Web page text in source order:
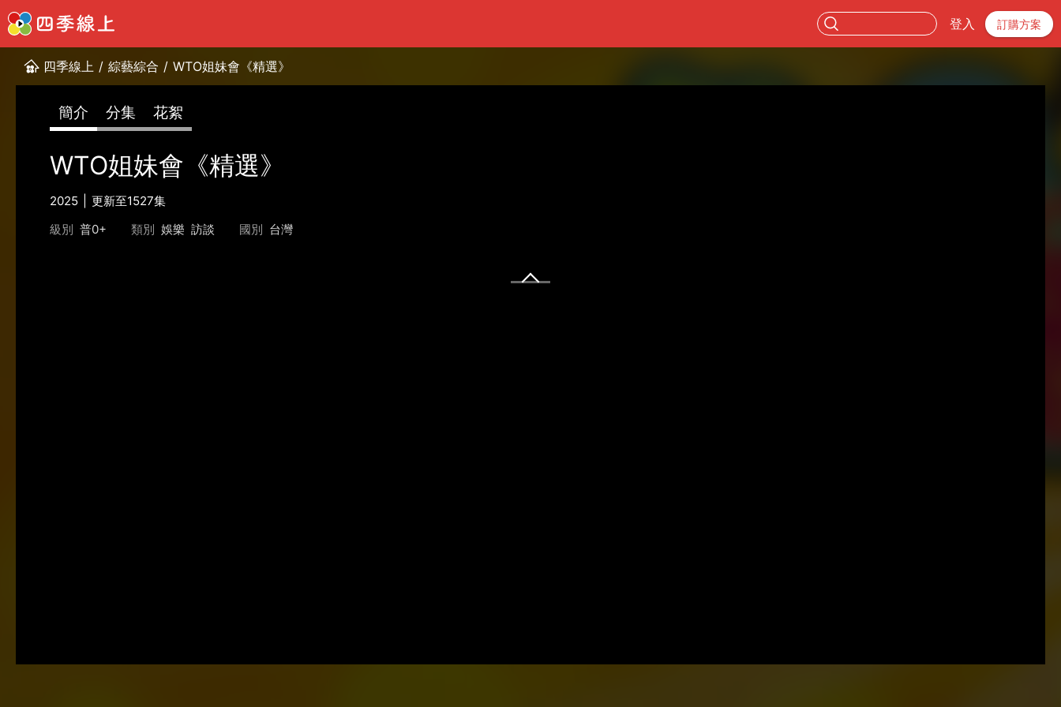
登入 訂購方案
四季線上 / 綜藝綜合 / WTO姐妹會《精選》
簡介 分集 花絮
WTO姐妹會《精選》
2025
更新至1527集
級別 普0+ 類別 娛樂 訪談 國別 台灣